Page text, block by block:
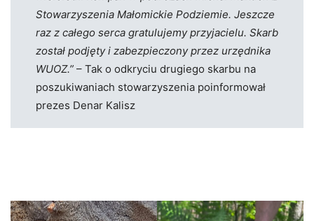
Stowarzyszenia Małomickie Podziemie. Jeszcze
raz z całego serca gratulujemy przyjacielu. Skarb
został podjęty i zabezpieczony przez urzędnika
WUOZ.”– Tak o odkryciu drugiego skarbu na
poszukiwaniach stowarzyszenia poinformował
prezes Denar Kalisz